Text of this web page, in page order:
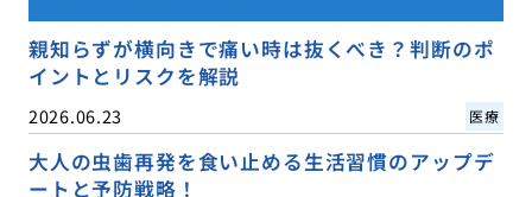
親知らずが横向きで痛い時は抜くべき？判断のポ
イントとリスクを解説
2026.06.23 医療
大人の虫歯再発を食い止める生活習慣のアップデ
ートと予防戦略！